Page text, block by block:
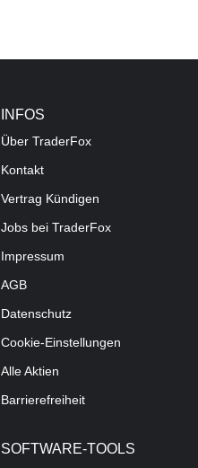
INFOS
Über TraderFox
Kontakt
Vertrag Kündigen
Jobs bei TraderFox
Impressum
AGB
Datenschutz
Cookie-Einstellungen
Alle Aktien
Barrierefreiheit
SOFTWARE-TOOLS